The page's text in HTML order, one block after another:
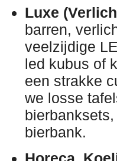
Luxe
barren,
veelzijdige
led kubus of
een strakke
we losse
bierbank.